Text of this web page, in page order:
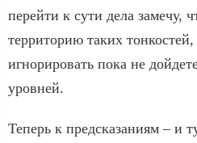
перейти к сути дела замечу,
территорию таких
игнорировать пока не
уровней.
Теперь к предсказаниям – и